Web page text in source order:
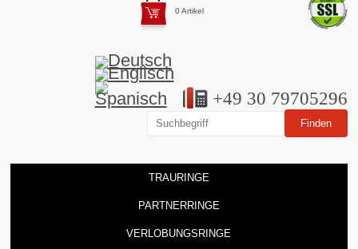
0 Artikel
+49 30 79705296
TRAURINGE
PARTNERRINGE
VERLOBUNGSRINGE